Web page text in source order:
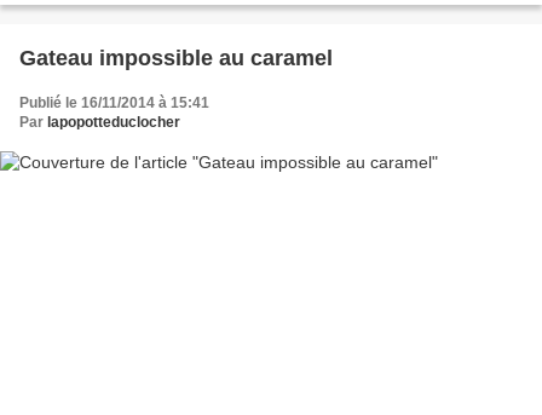
Gateau impossible au caramel
Publié le 16/11/2014 à 15:41
Par lapopotteduclocher